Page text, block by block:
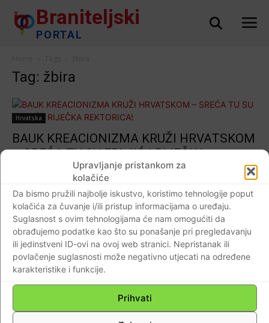
Upravljanje pristankom za
kolačiće
Da bismo pružili najbolje iskustvo, koristimo tehnologije poput
kolačića za čuvanje i/ili pristup informacijama o uređaju.
Suglasnost s ovim tehnologijama će nam omogućiti da
obrađujemo podatke kao što su ponašanje pri pregledavanju
ili jedinstveni ID-ovi na ovoj web stranici. Nepristanak ili
povlačenje suglasnosti može negativno utjecati na određene
karakteristike i funkcije.
Prihvati
Braniteljski
PORTAL
Tag: žbira
Hrvatska
BAUK KREACIONIZMA KRUŽI HRVATSKOM
– SREĆA TU SU FRLJIĆ I RIJEČKA
REKTORICA!
Impressum Kontaktirajte nas Pravila o privatnosti
© Newspaper WordPress Theme by TagDiv